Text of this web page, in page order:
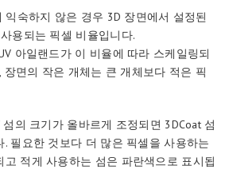
익숙하지 않은 경우 3D 장면에서 설정된
용되는 픽셀 비율입니다.
아일랜드가 이 비율에 따라 스케일링되
장면의 작은 개체는 큰 개체보다 적은 픽
의 크기가 올바르게 조정되면 3DCoat 섬
. 필요한 것보다 더 많은 픽셀을 사용하는
고 적게 사용하는 섬은 파란색으로 표시됩